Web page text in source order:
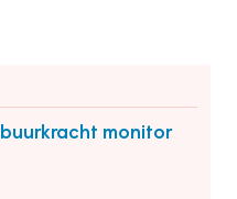
monitor